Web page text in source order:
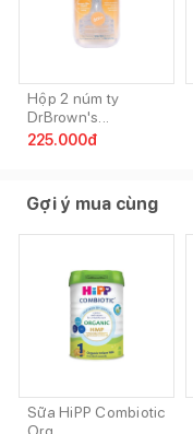
Hộp 2 núm ty
DrBrown's...
225.000đ
Gợi ý mua cùng
Sữa HiPP Combiotic